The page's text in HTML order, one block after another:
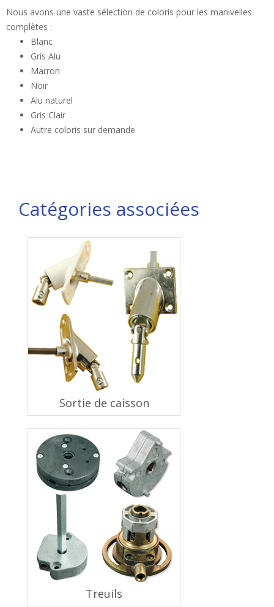
Nous avons une vaste sélection de coloris pour les manivelles
complètes :
Blanc
Gris Alu
Marron
Noir
Alu naturel
Gris Clair
Autre coloris sur demande
Catégories associées
Sortie de caisson
Treuils